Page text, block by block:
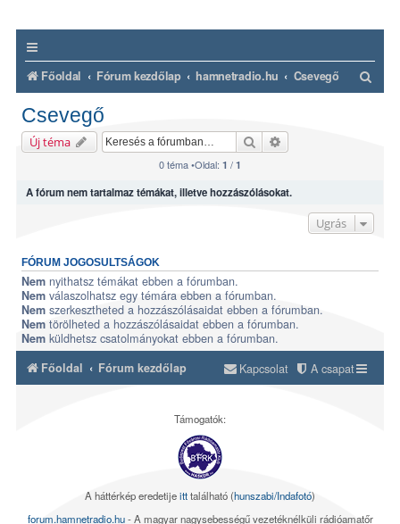
Főoldal Fórum kezdőlap hamnetradio.hu Csevegő
s
Csevegő
Új téma Keresés
0 téma •Oldal: 1 / 1
A fórum nem tartalmaz témákat, illetve hozzászólásokat.
Ugrás
FÓRUM JOGOSULTSÁGOK
Nem nyithatsz témákat ebben a fórumban.
Nem válaszolhatsz egy témára ebben a fórumban.
Nem szerkesztheted a hozzászólásaidat ebben a fórumban.
Nem törölheted a hozzászólásaidat ebben a fórumban.
Nem küldhetsz csatolmányokat ebben a fórumban.
Főoldal Fórum kezdőlap A csapat
Kapcsolat
Támogatók:
A háttérkép eredetijeitttalálható (hunszabi/Indafotó)
forum.hamnetradio.hu- A magyar nagysebességű vezetéknélküli rádióamatőr